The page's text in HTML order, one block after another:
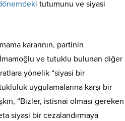
tutumunu ve siyasi
kararının, partinin
İmamoğlu ve tutuklu bulunan diğer
yönelik “siyasi bir
uygulamalarına karşı bir
“Bizler, istisnai olması gereken
siyasi bir cezalandırmaya